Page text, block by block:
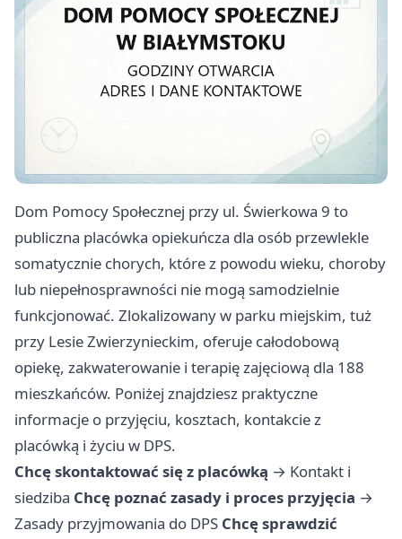
Dom Pomocy Społecznej przy ul. Świerkowa 9 to
publiczna placówka opiekuńcza dla osób przewlekle
somatycznie chorych, które z powodu wieku, choroby
lub niepełnosprawności nie mogą samodzielnie
funkcjonować. Zlokalizowany w parku miejskim, tuż
przy Lesie Zwierzynieckim, oferuje całodobową
opiekę, zakwaterowanie i terapię zajęciową dla 188
mieszkańców. Poniżej znajdziesz praktyczne
informacje o przyjęciu, kosztach, kontakcie z
placówką i życiu w DPS.
Chcę skontaktować się z placówką → Kontakt i
siedziba Chcę poznać zasady i proces przyjęcia →
Zasady przyjmowania do DPS Chcę sprawdzić